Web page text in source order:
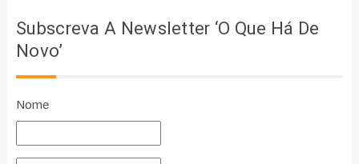
Subscreva A Newsletter ‘O Que Há De
Novo’
Nome